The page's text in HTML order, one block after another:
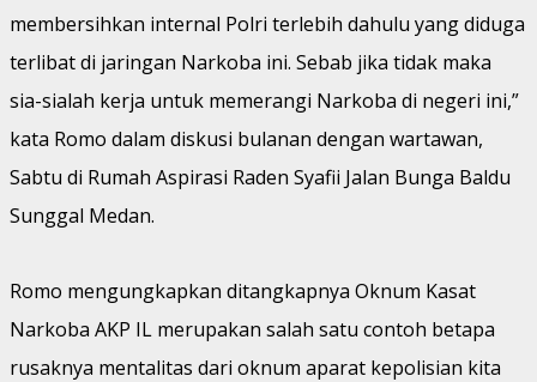
membersihkan internal Polri terlebih dahulu yang diduga
terlibat di jaringan Narkoba ini. Sebab jika tidak maka
sia-sialah kerja untuk memerangi Narkoba di negeri ini,”
kata Romo dalam diskusi bulanan dengan wartawan,
Sabtu di Rumah Aspirasi Raden Syafii Jalan Bunga Baldu
Sunggal Medan.
Romo mengungkapkan ditangkapnya Oknum Kasat
Narkoba AKP IL merupakan salah satu contoh betapa
rusaknya mentalitas dari oknum aparat kepolisian kita